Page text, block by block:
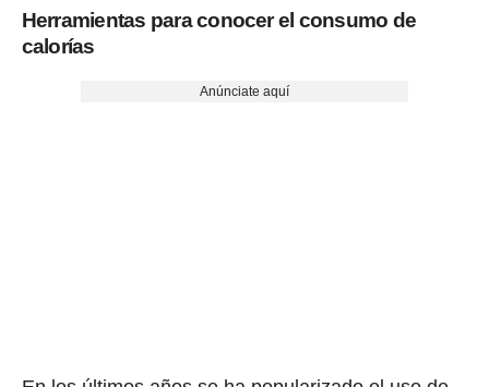
Herramientas para conocer el consumo de
calorías
Anúnciate aquí